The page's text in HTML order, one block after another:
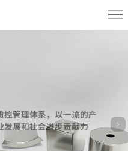
发展和社会进步贡献力